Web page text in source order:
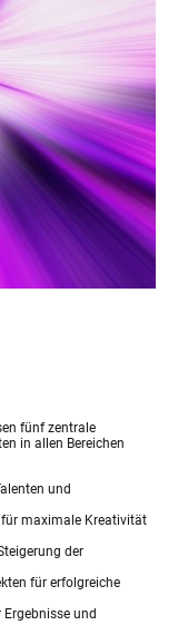
fünf zentrale
in allen Bereichen
und
maximale Kreativität
der
für erfolgreiche
und